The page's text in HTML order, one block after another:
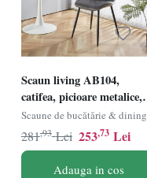
Scaun living AB104,
catifea, picioare metalice,
robust, 89x48x43 cm,
sarcina maxima 100 kg, gri
Scaune de bucătărie & dining
253,73 Lei
281,93 Lei
Adauga in cos